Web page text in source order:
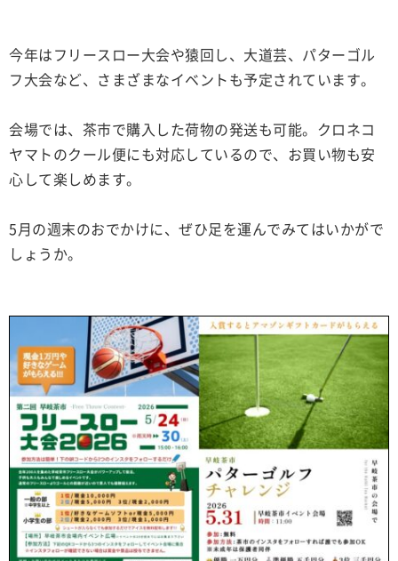
今年はフリースロー大会や猿回し、大道芸、パターゴル
フ大会など、さまざまなイベントも予定されています。
会場では、茶市で購入した荷物の発送も可能。クロネコ
ヤマトのクール便にも対応しているので、お買い物も安
心して楽しめます。
5月の週末のおでかけに、ぜひ足を運んでみてはいかがで
しょうか。